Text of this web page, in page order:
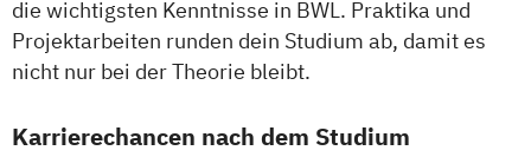
Soziale Arbeit
Soziale Arbeit Duales Studium
Sozialmanagement
die wichtigsten Kenntnisse in BWL. Praktika und
Projektarbeiten runden dein Studium ab, damit es
nicht nur bei der Theorie bleibt.
Karrierechancen nach dem Studium